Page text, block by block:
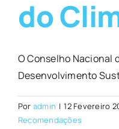
do
O Conselho Nacional
Desenvolvimento
Por admin | 12 Fevereiro
Recomendações